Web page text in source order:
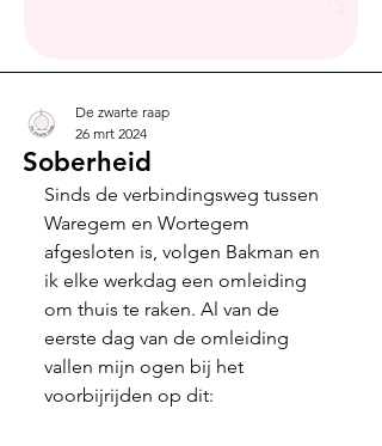
Soberheid
De zwarte raap
26 mrt 2024
Sinds de verbindingsweg tussen
Waregem en Wortegem
afgesloten is, volgen Bakman en
ik elke werkdag een omleiding
om thuis te raken. Al van de
eerste dag van de omleiding
vallen mijn ogen bij het
voorbijrijden op dit: